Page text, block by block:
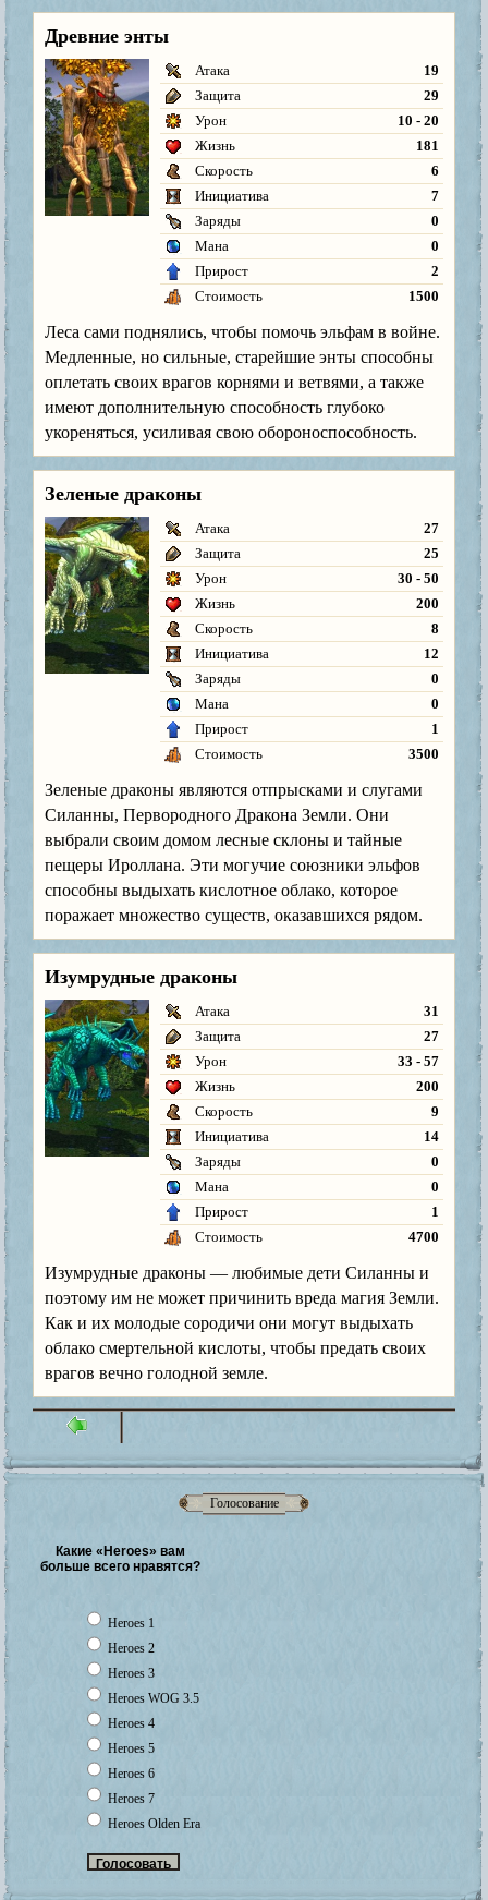
Голосование
Какие «Heroes» вам
больше всего нравятся?
Heroes 1
Heroes 2
Heroes 3
Heroes WOG 3.5
Heroes 4
Heroes 5
Heroes 6
Heroes 7
Heroes Olden Era
Древние энты
Атака
19
Защита
29
Урон
10 - 20
Жизнь
181
Скорость
6
Инициатива
7
Заряды
0
Мана
0
Прирост
2
Стоимость
1500
Леса сами поднялись, чтобы помочь эльфам в войне.
Медленные, но сильные, старейшие энты способны
оплетать своих врагов корнями и ветвями, а также
имеют дополнительную способность глубоко
укореняться, усиливая свою обороноспособность.
Зеленые драконы
Атака
27
Защита
25
Урон
30 - 50
Жизнь
200
Скорость
8
Инициатива
12
Заряды
0
Мана
0
Прирост
1
Стоимость
3500
Зеленые драконы являются отпрысками и слугами
Силанны, Первородного Дракона Земли. Они
выбрали своим домом лесные склоны и тайные
пещеры Ироллана. Эти могучие союзники эльфов
способны выдыхать кислотное облако, которое
поражает множество существ, оказавшихся рядом.
Изумрудные драконы
Атака
31
Защита
27
Урон
33 - 57
Жизнь
200
Скорость
9
Инициатива
14
Заряды
0
Мана
0
Прирост
1
Стоимость
4700
Изумрудные драконы — любимые дети Силанны и
поэтому им не может причинить вреда магия Земли.
Как и их молодые сородичи они могут выдыхать
облако смертельной кислоты, чтобы предать своих
врагов вечно голодной земле.